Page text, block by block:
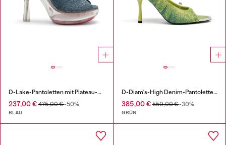
D-Lake-Pantoletten mit Plateau-Sohle aus Denim und Plexiglas
237,00 € 475,00 €-50%
BLAU
D-Diam's-High Denim-Pantolette mit schwebendem Oval D
385,00 €550,00 €-30%
GRÜN